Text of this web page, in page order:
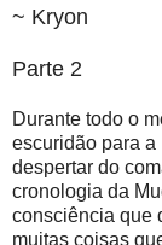
~ Kryon
Parte 2
Durante todo o
escuridão para a
despertar do
cronologia da
consciência que
muitas coisas